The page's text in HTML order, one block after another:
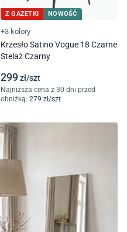
Z GAZETKI NOWOŚĆ
+3 kolory
Krzesło Satino Vogue 18 Czarne
Stelaż Czarny
299zł/szt
Najniższa cena z 30 dni przed
obniżką: 279 zł/szt